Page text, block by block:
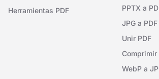
Herramientas PDF
PPTX a
JPG a PDF
Unir PDF
Comprimir
WebP a